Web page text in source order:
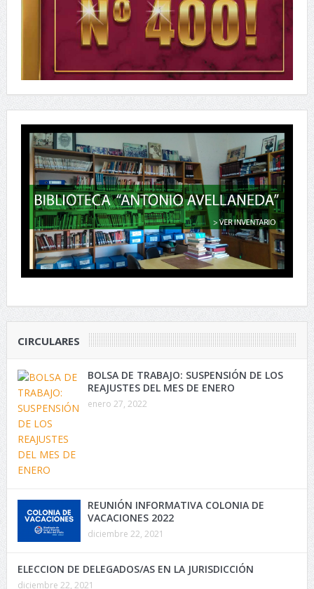
CIRCULARES
BOLSA DE TRABAJO: SUSPENSIÓN DE LOS
REAJUSTES DEL MES DE ENERO
enero 27, 2022
REUNIÓN INFORMATIVA COLONIA DE
VACACIONES 2022
diciembre 22, 2021
ELECCION DE DELEGADOS/AS EN LA JURISDICCIÓN
diciembre 22, 2021